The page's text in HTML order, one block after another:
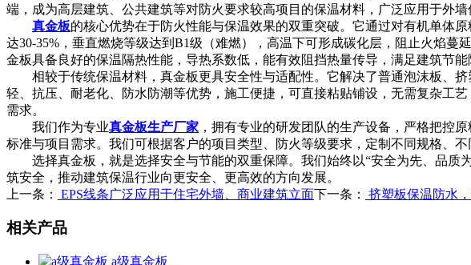
端，成为高层建筑、公共建筑等对防火要求较高项目的保温材料，广泛应用于外
真金板的核心优势在于防火性能与保温效果的双重突破。它通过对有机单体
达30-35%，垂直燃烧等级达到B1级（难燃），高温下可形成碳化层，阻止火焰
金板具备良好的保温隔热性能，导热系数低，能有效阻挡热量传导，满足建筑节
相较于传统保温材料，真金板更具安全性与适配性。它解决了普通泡沫板、挤
轻、抗压、耐老化、防水防潮等优势，施工便捷，可直接粘贴铺设，无需复杂工
需求。
我们作为专业真金板生产厂家 ，拥有专业的研发团队的生产设备，严格把控
标准与项目需求。我们可根据客户的项目类型、防火等级要求，定制不同规格、
选择真金板，就是选择安全与节能的双重保障。我们始终以“安全为先、品质
筑安全，推动建筑保温行业向更安全、更高效的方向发展。
上一条：
EPS线条广泛应用于住宅外墙、商业建筑立面​下一条： 挤塑板保温防水
相关产品
a级真金板